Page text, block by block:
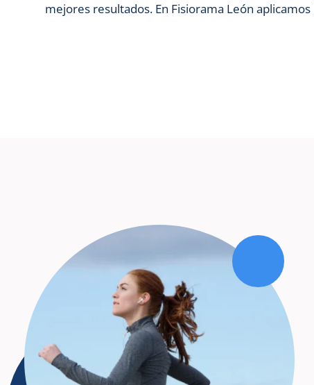
mejores resultados. En Fisiorama León